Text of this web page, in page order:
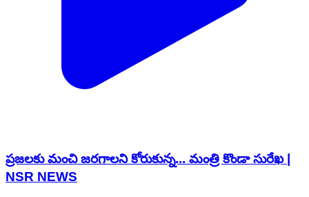
ప్రజలకు మంచి జరగాలని కోరుకున్న... మంత్రి కొండా సురేఖ |
NSR NEWS